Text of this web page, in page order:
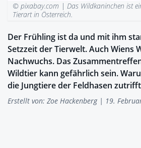
© pixabay.com | Das Wildkaninchen ist
Tierart in Österreich.
Der Frühling ist da und mit ihm
Setzzeit der Tierwelt. Auch Wiens
Nachwuchs. Das
Wildtier kann gefährlich sein.
die Jungtiere der Feldhasen
Erstellt von: Zoe Hackenberg| 19.